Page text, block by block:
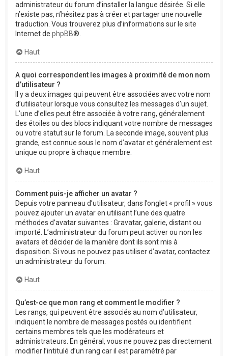
administrateur du forum d’installer la langue désirée. Si elle
n’existe pas, n’hésitez pas à créer et partager une nouvelle
traduction. Vous trouverez plus d’informations sur le site
Internet de phpBB®.
Haut
A quoi correspondent les images à proximité de mon nom
d’utilisateur ?
Il y a deux images qui peuvent être associées avec votre nom
d’utilisateur lorsque vous consultez les messages d’un sujet.
L’une d’elles peut être associée à votre rang, généralement
des étoiles ou des blocs indiquant votre nombre de messages
ou votre statut sur le forum. La seconde image, souvent plus
grande, est connue sous le nom d’avatar et généralement est
unique ou propre à chaque membre.
Haut
Comment puis-je afficher un avatar ?
Depuis votre panneau d’utilisateur, dans l’onglet « profil » vous
pouvez ajouter un avatar en utilisant l’une des quatre
méthodes d’avatar suivantes : Gravatar, galerie, distant ou
importé. L’administrateur du forum peut activer ou non les
avatars et décider de la manière dont ils sont mis à
disposition. Si vous ne pouvez pas utiliser d’avatar, contactez
un administrateur du forum.
Haut
Qu’est-ce que mon rang et comment le modifier ?
Les rangs, qui peuvent être associés au nom d’utilisateur,
indiquent le nombre de messages postés ou identifient
certains membres tels que les modérateurs et
administrateurs. En général, vous ne pouvez pas directement
modifier l’intitulé d’un rang car il est paramétré par